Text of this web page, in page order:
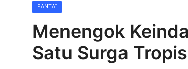
Desa Adat
PANTAI
Menengok
Satu Surga